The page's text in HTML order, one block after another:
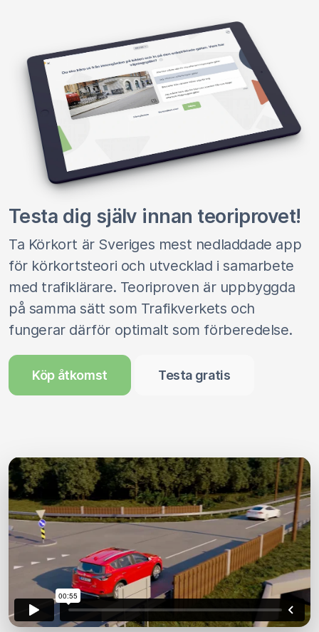
Testa dig själv innan teoriprovet!
Ta Körkort är Sveriges mest nedladdade app
för körkortsteori och utvecklad i samarbete
med trafiklärare. Teoriproven är uppbyggda
på samma sätt som Trafikverkets och
fungerar därför optimalt som förberedelse.
Köp åtkomst Testa gratis